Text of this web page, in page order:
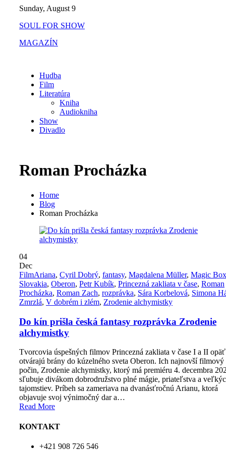
content
Sunday, August 9
SOUL FOR SHOW
MAGAZÍN
Hudba
Film
Literatúra
Kniha
Audiokniha
Show
Divadlo
Roman Procházka
Home
Blog
Roman Procházka
04
Dec
FilmAriana, Cyril Dobrý, fantasy, Magdalena Müller, Magic Box
Slovakia, Oberon, Petr Kubík, Princezná zakliata v čase, Roman
Procházka, Roman Zach, rozprávka, Sára Korbelová, Simona
Zmrzlá, V dobrém i zlém, Zrodenie alchymistky
Do kín prišla česká fantasy rozprávka Zrodenie
alchymistky
Tvorcovia úspešných filmov Princezná zakliata v čase I a II opäť
otvárajú brány do kúzelného sveta Oberon. Ich najnovší filmový
počin, Zrodenie alchymistky, ktorý má premiéru 4. decembra
sľubuje divákom dobrodružstvo plné mágie, priateľstva a
tajomstiev. Príbeh sa zameriava na dvanásťročnú Arianu, ktorá
objavuje svoj výnimočný dar a…
Read More
KONTAKT
+421 908 726 546